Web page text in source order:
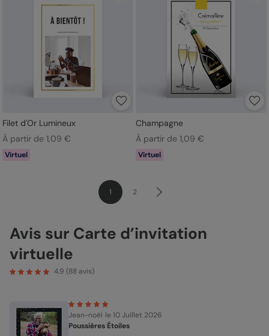
Filet d'Or Lumineux
À partir de 1,09 €
Virtuel
Champagne
À partir de 1,09 €
Virtuel
1 2
Avis sur Carte d’invitation
virtuelle
4.9 (88 avis)
Jean-noël le 10 Juillet 2026
Poussières Étoiles